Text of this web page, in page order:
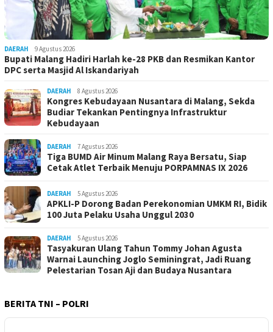
DAERAH 9 Agustus 2026
Bupati Malang Hadiri Harlah ke-28 PKB dan Resmikan Kantor
DPC serta Masjid Al Iskandariyah
DAERAH 8 Agustus 2026
Kongres Kebudayaan Nusantara di Malang, Sekda
Budiar Tekankan Pentingnya Infrastruktur
Kebudayaan
DAERAH 7 Agustus 2026
Tiga BUMD Air Minum Malang Raya Bersatu, Siap
Cetak Atlet Terbaik Menuju PORPAMNAS IX 2026
DAERAH 5 Agustus 2026
APKLI-P Dorong Badan Perekonomian UMKM RI, Bidik
100 Juta Pelaku Usaha Unggul 2030
DAERAH 5 Agustus 2026
Tasyakuran Ulang Tahun Tommy Johan Agusta
Warnai Launching Joglo Seminingrat, Jadi Ruang
Pelestarian Tosan Aji dan Budaya Nusantara
BERITA TNI – POLRI